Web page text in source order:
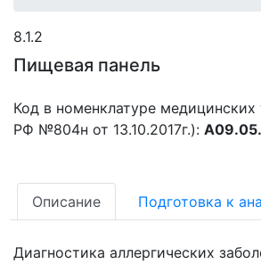
8.1.2
Пищевая панель
Код в номенклатуре
РФ №804н от 13.10.2017г.):
Описание Подготовка к
Диагностика аллергических